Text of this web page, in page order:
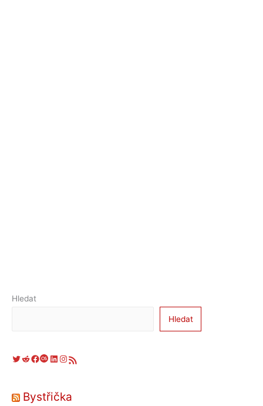
Hledat
Hledat
Twitter Reddit Facebook Last.fm LinkedIn Instagram RSS zdroj
Bystřička